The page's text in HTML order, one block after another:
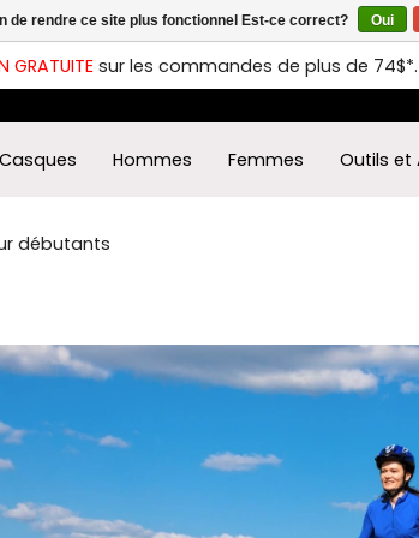
GRATUITEsur les commandes de plus de 74$*.
Hommes Femmes Outils et
débutants
de rendre ce site plus fonctionnel Est-ce correct? Oui